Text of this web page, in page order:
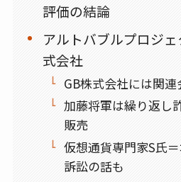
評価の結論
アルトバブルプロジ
式会社
GB株式会社には関
加藤将軍は繰り返し
販売
仮想通貨専門家S氏
訴訟の話も